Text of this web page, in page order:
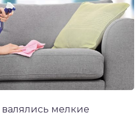
мелкие